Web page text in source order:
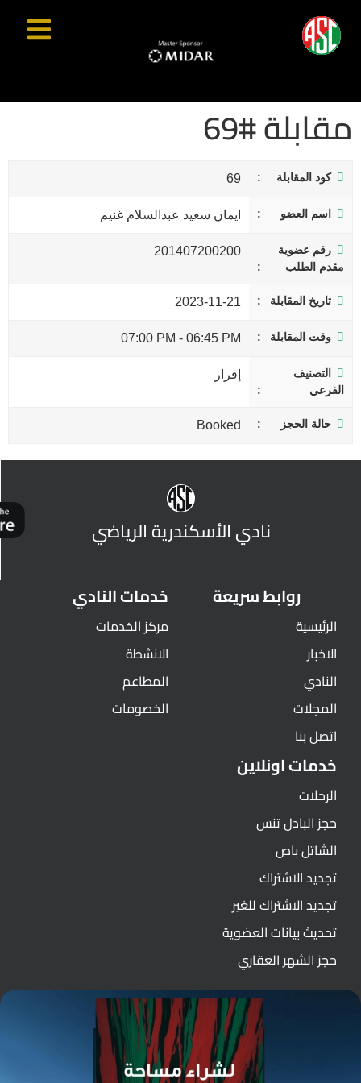
مقابلة #69
كود المقابلة 69
اسم العضو ايمان سعيد عبدالسلام غنيم
رقم عضوية
مقدم الطلب
201407200200
تاريخ المقابلة 2023-11-21
وقت المقابلة 06:45 PM
-
07:00 PM
التصنيف
الفرعي
إقرار
حالة الحجز Booked
نادي الأسكندرية الرياضي
روابط سريعة
الرئيسية
الاخبار
النادي
المجلات
اتصل بنا
خدمات النادي
مركز الخدمات
الانشطة
المطاعم
الخصومات
خدمات اونلاين
الرحلات
حجز البادل تنس
الشاتل باص
تجديد الاشتراك
تجديد الاشتراك للغير
تحديث بيانات العضوية
حجز الشهر العقاري